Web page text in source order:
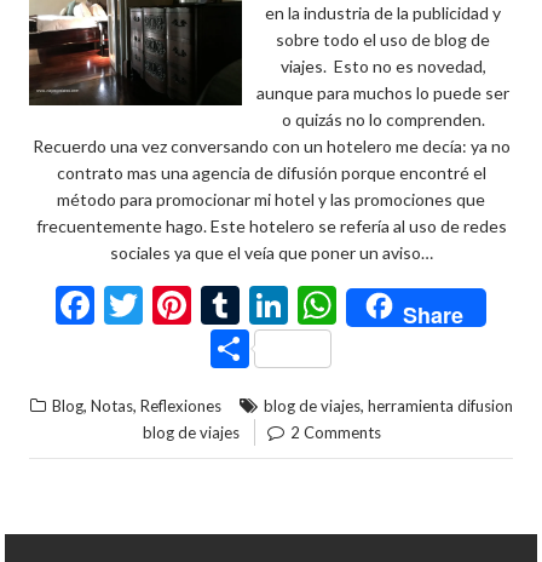
en la industria de la publicidad y
sobre todo el uso de blog de
viajes. Esto no es novedad,
aunque para muchos lo puede ser
o quizás no lo comprenden.
Recuerdo una vez conversando con un hotelero me decía: ya no
contrato mas una agencia de difusión porque encontré el
método para promocionar mi hotel y las promociones que
frecuentemente hago. Este hotelero se refería al uso de redes
sociales ya que el veía que poner un aviso…
F
b
o
k
T
er
Pi
nt
er
es
t
T
u
m
bl
r
Li
n
ke
dI
n
W
h
s
A
p
Share
C
m
p
ti
Blog, Notas, Reflexiones blog de viajes, herramienta difusion
blog de viajes
2 Comments